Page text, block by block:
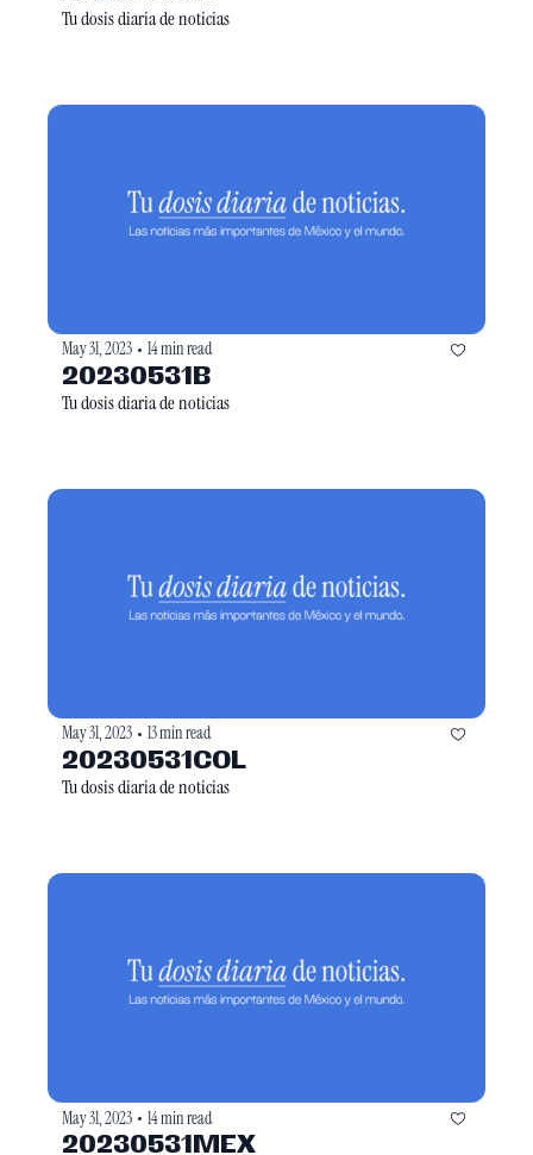
Tu dosis diaria de noticias
May 31, 2023 • 14 min read
20230531B
Tu dosis diaria de noticias
May 31, 2023 • 13 min read
20230531COL
Tu dosis diaria de noticias
May 31, 2023 • 14 min read
20230531MEX